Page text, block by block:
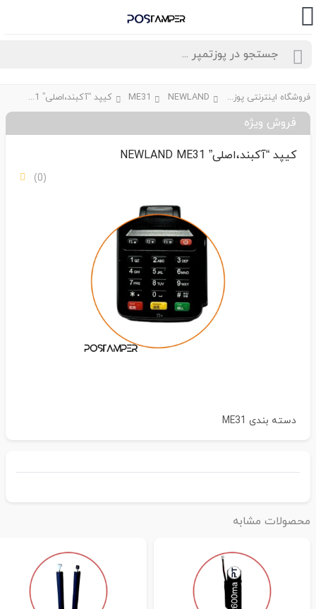
فروشگاه اینترنتی پوزتمپر NEWLAND
ME31 کیپد “آکبند،اصلی” NEWLAND ME31
فروش ویژه
کیپد “آکبند،اصلی” NEWLAND ME31
دسته بندیME31
مشابه